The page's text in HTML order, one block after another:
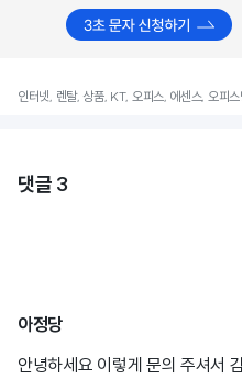
인터넷, 렌탈, 상품, KT, 오피스, 에센스, 오피
댓글 3
아정당
안녕하세요 이렇게 문의 주셔서